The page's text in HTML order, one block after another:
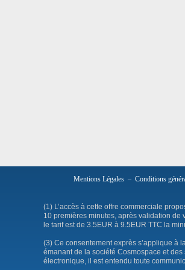
Mentions Légales – Conditions
(1) L’accès à cette offre commerciale
10 premières minutes, après validation de
le tarif est de 3.5EUR à 9.5EUR TTC la
(3) Ce consentement exprès s’applique à
émanant de la société Cosmospace et
électronique, il est entendu toute